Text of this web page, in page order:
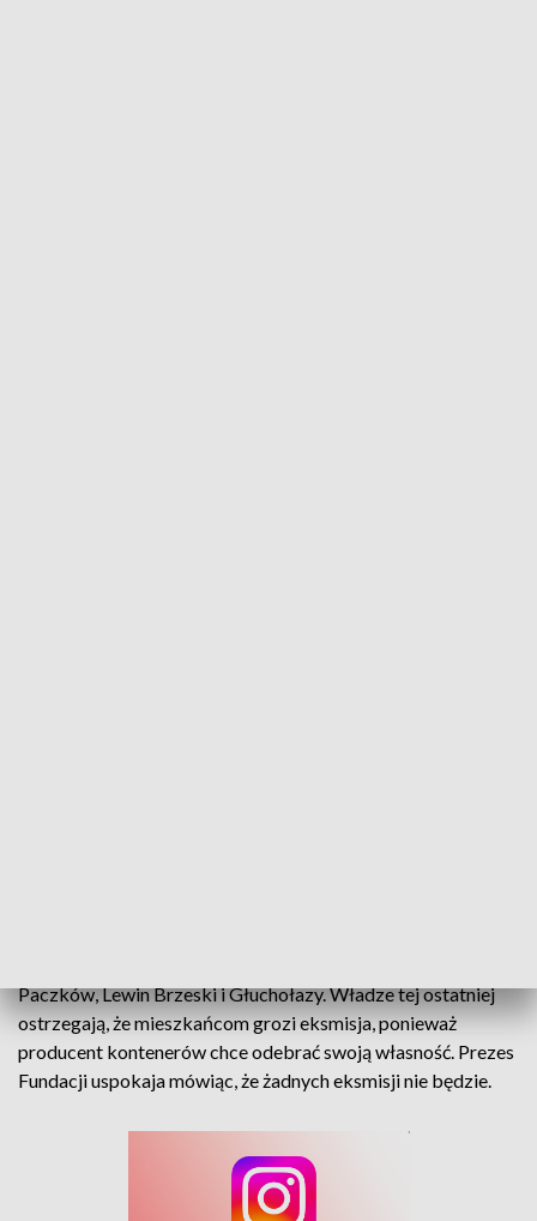
Paczków, Lewin Brzeski i Głuchołazy. Władze tej ostatniej
ostrzegają, że mieszkańcom grozi eksmisja, ponieważ
producent kontenerów chce odebrać swoją własność. Prezes
Fundacji uspokaja mówiąc, że żadnych eksmisji nie będzie.